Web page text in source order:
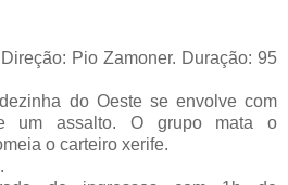
Pio Zamoner. Duração: 95
do Oeste se envolve com
um assalto. O grupo mata o
o carteiro xerife.